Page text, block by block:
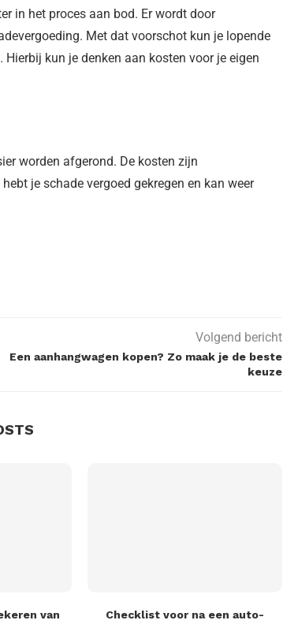
in het proces aan bod. Er wordt door
Met dat voorschot kun je lopende
kun je denken aan kosten voor je eigen
worden afgerond. De kosten zijn
je schade vergoed gekregen en kan weer
Volgend bericht
Een aanhangwagen kopen? Zo maak je de beste
keuze
van
Checklist voor na een auto-